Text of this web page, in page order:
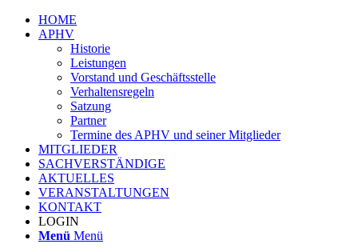
HOME
APHV
Historie
Leistungen
Vorstand und Geschäftsstelle
Verhaltensregeln
Satzung
Partner
Termine des APHV und seiner Mitglieder
MITGLIEDER
SACHVERSTÄNDIGE
AKTUELLES
VERANSTALTUNGEN
KONTAKT
LOGIN
Menü Menü